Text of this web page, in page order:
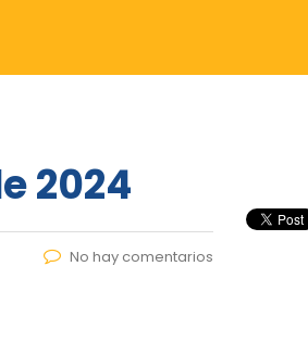
2024
No hay comentarios